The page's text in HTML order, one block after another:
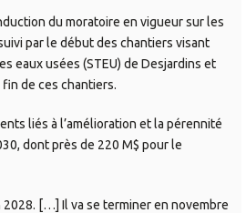
du moratoire en vigueur sur les
par le début des chantiers visant
eaux usées (STEU) de Desjardins et
fin de ces chantiers.
liés à l’amélioration et la pérennité
dont près de 220 M$ pour le
[…] Il va se terminer en novembre